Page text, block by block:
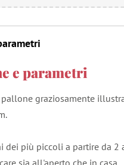
e parametri
graziosamente
dei più piccoli a partire da 2